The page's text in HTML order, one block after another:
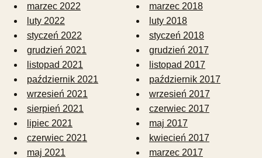
marzec 2022
luty 2022
styczeń 2022
grudzień 2021
listopad 2021
październik 2021
wrzesień 2021
sierpień 2021
lipiec 2021
czerwiec 2021
maj 2021
marzec 2018
luty 2018
styczeń 2018
grudzień 2017
listopad 2017
październik 2017
wrzesień 2017
czerwiec 2017
maj 2017
kwiecień 2017
marzec 2017